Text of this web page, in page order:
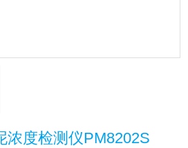
浓度检测仪PM8202S